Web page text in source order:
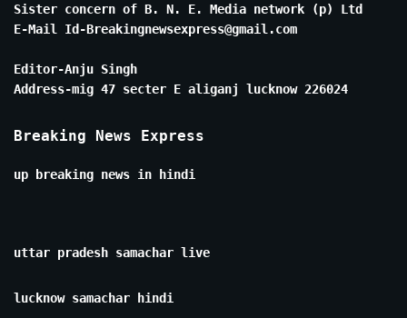
Sister concern of B. N. E. Media network (p) Ltd
E-Mail Id-Breakingnewsexpress@gmail.com
Editor-Anju Singh
Address-mig 47 secter E aliganj lucknow 226024
Breaking News Express
up breaking news in hindi
uttar pradesh samachar live
lucknow samachar hindi